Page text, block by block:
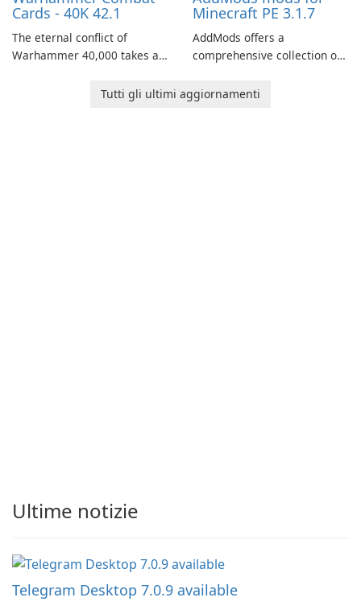
Cards - 40K 42.1
The eternal conflict of
Warhammer 40,000 takes a
Combat Cards - 40K, a card
Minecraft PE 3.1.7
AddMods offers a
comprehensive collection of
allowing you to enhance your
Tutti gli ultimi aggiornamenti
Ultime notizie
Telegram Desktop 7.0.9 available